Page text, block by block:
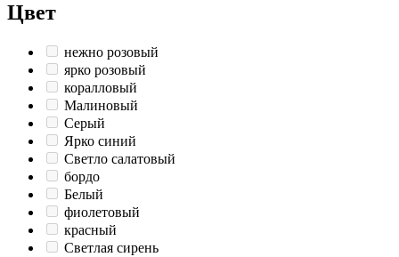
Цвет
нежно розовый
ярко розовый
коралловый
Малиновый
Серый
Ярко синий
Светло салатовый
бордо
Белый
фиолетовый
красный
Светлая сирень